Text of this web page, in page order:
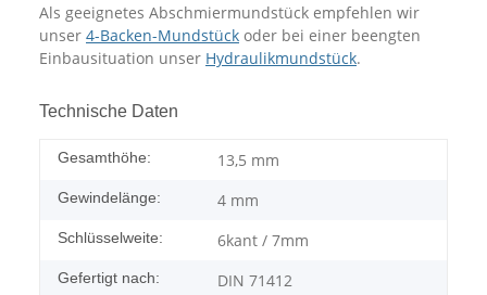
Als geeignetes Abschmiermundstück empfehlen wir
unser 4-Backen-Mundstück oder bei einer beengten
Einbausituation unser Hydraulikmundstück.
Technische Daten
Gesamthöhe: 13,5 mm
Gewindelänge: 4 mm
Schlüsselweite: 6kant / 7mm
Gefertigt nach: DIN 71412